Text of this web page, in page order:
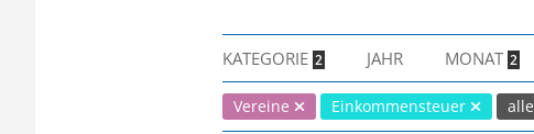
KATEGORIE 2 JAHR MONAT 2
Vereine Einkommensteuer